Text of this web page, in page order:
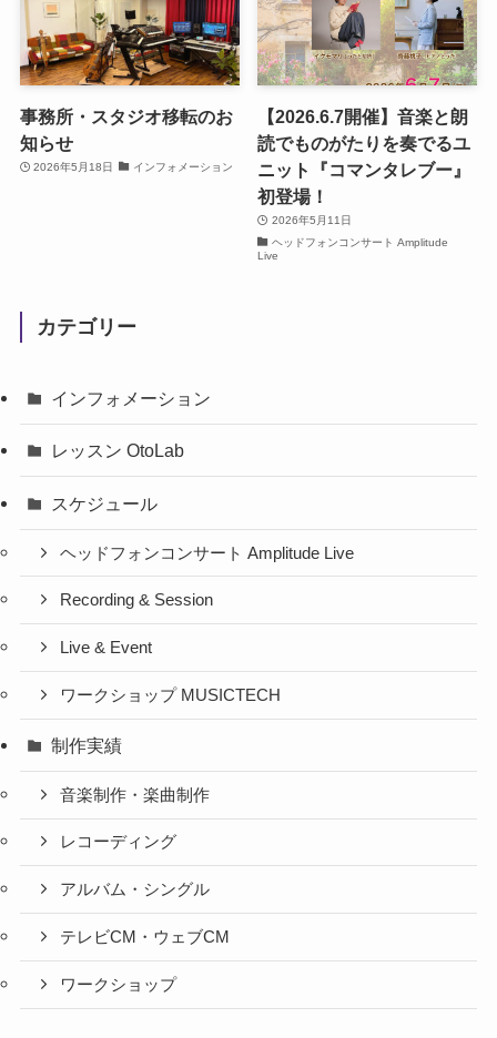
事務所・スタジオ移転のお
知らせ
2026年5月18日 インフォメーション
【2026.6.7開催】音楽と朗
読でものがたりを奏でるユ
ニット『コマンタレブー』
初登場！
2026年5月11日
ヘッドフォンコンサート Amplitude
Live
カテゴリー
インフォメーション
レッスン OtoLab
スケジュール
ヘッドフォンコンサート Amplitude Live
Recording & Session
Live & Event
ワークショップ MUSICTECH
制作実績
音楽制作・楽曲制作
レコーディング
アルバム・シングル
テレビCM・ウェブCM
ワークショップ